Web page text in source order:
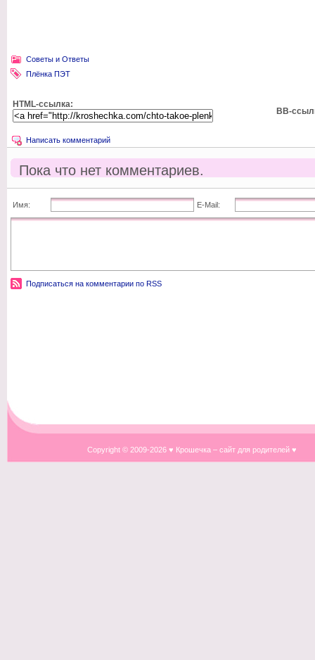
Советы и Ответы
Плёнка ПЭТ
HTML-ссылка:
BB-
Написать комментарий
Пока что нет комментариев.
Имя: E-Mail:
Подписаться на комментарии по RSS
Copyright © 2009-2026 ♥ Крошечка – сайт для родителей ♥